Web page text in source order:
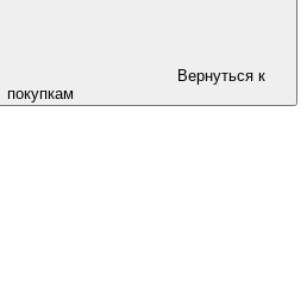
Вернуться к
покупкам